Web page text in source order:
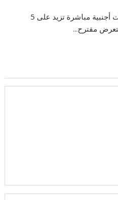
ينفذهما تحالف عالمي باستثمارات أجنبية مباشرة تزيد على 5
مقترح...